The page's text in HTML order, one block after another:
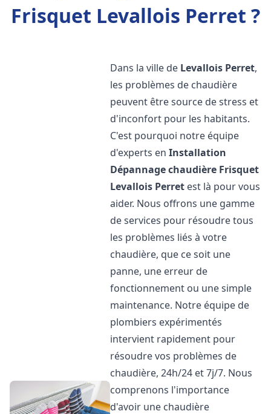
Frisquet Levallois Perret ?
Dans la ville de Levallois Perret,
les problèmes de chaudière
peuvent être source de stress et
d'inconfort pour les habitants.
C'est pourquoi notre équipe
d'experts enInstallation
Dépannage chaudière Frisquet
Levallois Perret est là pour vous
aider. Nous offrons une gamme
de services pour résoudre tous
les problèmes liés à votre
chaudière, que ce soit une
panne, une erreur de
fonctionnement ou une simple
maintenance. Notre équipe de
plombiers expérimentés
intervient rapidement pour
résoudre vos problèmes de
chaudière, 24h/24 et 7j/7. Nous
comprenons l'importance
d'avoir une chaudière